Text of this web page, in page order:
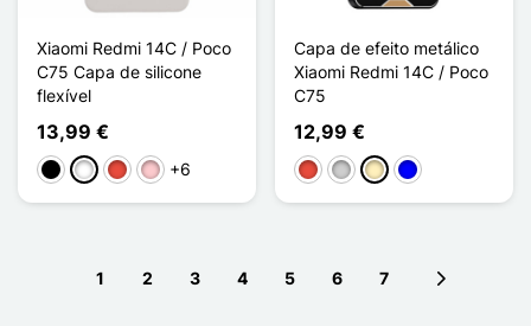
Xiaomi Redmi 14C / Poco
C75 Capa de silicone
flexível
13,99 €
PretoBrancoVermelho
Rosa+6
Capa de efeito metálico
Xiaomi Redmi 14C / Poco
C75
12,99 €
Vermelho
PrataOuroAzul
1 2 3 4 5 6 7